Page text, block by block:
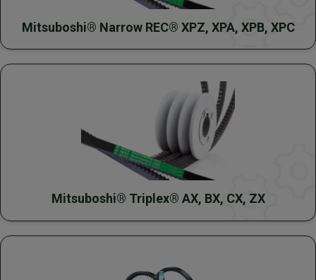
Mitsuboshi® Narrow REC® XPZ, XPA, XPB, XPC
Mitsuboshi® Triplex® AX, BX, CX, ZX